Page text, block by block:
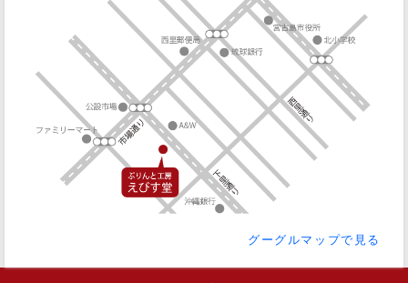
グーグルマップで見る